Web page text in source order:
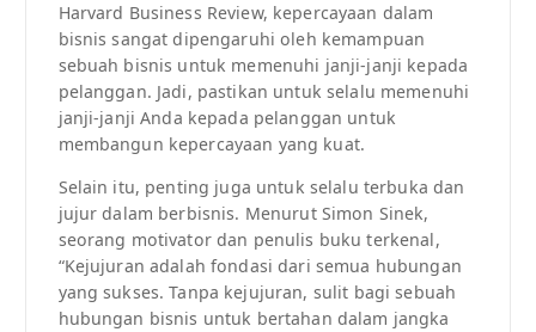
Harvard Business Review, kepercayaan dalam
bisnis sangat dipengaruhi oleh kemampuan
sebuah bisnis untuk memenuhi janji-janji kepada
pelanggan. Jadi, pastikan untuk selalu memenuhi
janji-janji Anda kepada pelanggan untuk
membangun kepercayaan yang kuat.
Selain itu, penting juga untuk selalu terbuka dan
jujur dalam berbisnis. Menurut Simon Sinek,
seorang motivator dan penulis buku terkenal,
“Kejujuran adalah fondasi dari semua hubungan
yang sukses. Tanpa kejujuran, sulit bagi sebuah
hubungan bisnis untuk bertahan dalam jangka